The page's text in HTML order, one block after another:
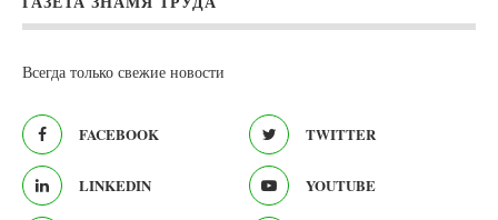
Всегда только свежие новости
FACEBOOK TWITTER
LINKEDIN YOUTUBE